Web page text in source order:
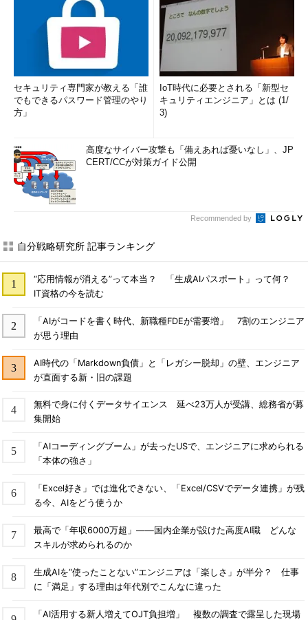
セキュリティ専門家が教える「誰
でもできるパスワード管理のやり
方」
IoT時代に必要とされる「新型セ
キュリティエンジニア」とは (1/
3)
高度なサイバー攻撃も「備えあれば憂いなし」、JP
CERT/CCが対策ガイド公開
Recommended by
自分戦略研究所 記事ランキング
“応用情報が消える”って本当？ 「生成AIパスポート」って何？
IT資格の今を読む
「AIがコードを書く時代、新職種FDEが需要増」 7割のエンジニア
が思う理由
AI時代の「Markdown負債」と「レガシー脱却」の壁、エンジニア
が直面する新・旧の課題
無料で身に付くデータサイエンス 延べ23万人が受講、総務省が募
集開始
「AIコーディングブーム」が去ったUSで、エンジニアに求められる
「本体の強さ」
「Excel好き」では進化できない、「Excel/CSVでデータ連携」が残
る今、AIをどう使うか
最高で「年収6000万超」――国内企業が設けた高度AI職 どんな
スキルが求められるのか
生成AIを“使ったことない”エンジニアは「楽しさ」が半分？ 仕事
に「満足」する理由は年代別でこんなに違った
「AI活用する新人増えてOJT負担増」 複数の調査で露呈した現場